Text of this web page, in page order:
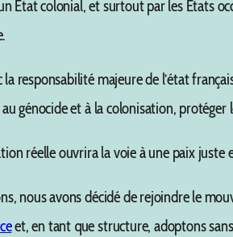
État colonial, et surtout par les États
responsabilité majeure de l’état
génocide et à la colonisation, protéger
réelle ouvrira la voie à une paix juste
nous avons décidé de rejoindre le
et, en tant que structure, adoptons